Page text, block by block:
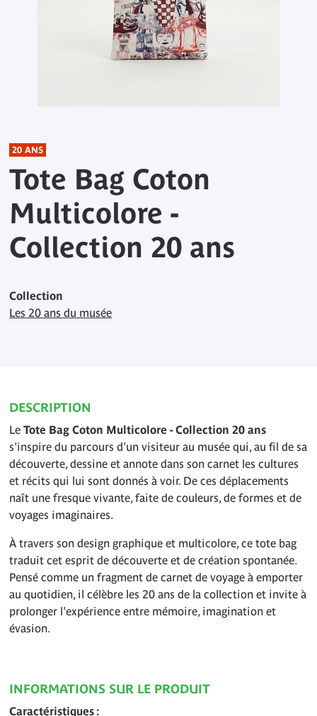
20 ANS
Tote Bag Coton
Multicolore -
Collection 20 ans
Collection
Les 20 ans du musée
DESCRIPTION
Le Tote Bag Coton Multicolore - Collection 20 ans
s'inspire du parcours d'un visiteur au musée qui, au fil de sa
découverte, dessine et annote dans son carnet les cultures
et récits qui lui sont donnés à voir. De ces déplacements
naît une fresque vivante, faite de couleurs, de formes et de
voyages imaginaires.
À travers son design graphique et multicolore, ce tote bag
traduit cet esprit de découverte et de création spontanée.
Pensé comme un fragment de carnet de voyage à emporter
au quotidien, il célèbre les 20 ans de la collection et invite à
prolonger l'expérience entre mémoire, imagination et
évasion.
INFORMATIONS SUR LE PRODUIT
Caractéristiques